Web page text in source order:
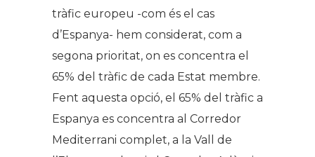
tràfic europeu -com és el cas
d’Espanya- hem considerat, com a
segona prioritat, on es concentra el
65% del tràfic de cada Estat membre.
Fent aquesta opció, el 65% del tràfic a
Espanya es concentra al Corredor
Mediterrani complet, a la Vall de